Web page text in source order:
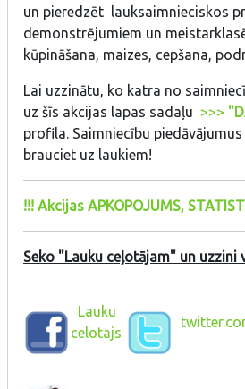
un pieredzēt lauksaimnieciskos
demonstrējumiem un
kūpināšana, maizes, cepšana,
Lai uzzinātu, ko katra no
uz šīs akcijas lapas sadaļu >>>
profila. Saimniecību
brauciet uz laukiem!
!!! Akcijas APKOPOJUMS,
Seko "Lauku ceļotājam" un uzzini
Lauku
celotajs